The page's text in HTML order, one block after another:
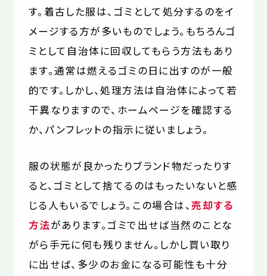
す。着古した服は、ゴミとして処分するのをイ
メージする方が多いものでしょう。もちろんゴ
ミとして自治体に回収してもらう方法もあり
ます。通常は燃えるゴミの日に出すのが一般
的です。しかし、処理方法は自治体によって若
干異なりますので、ホームページを確認する
か、パンフレットの指示に従いましょう。
服の状態が良かったりブランド物だったりす
ると、ゴミとして捨てるのはもったいないと感
じる人もいるでしょう。この場合は、売却する
方法があります。ゴミで出せば当然のことな
がら手元に何も残りません。しかし買い取り
に出せば、多少のお金になる可能性も十分